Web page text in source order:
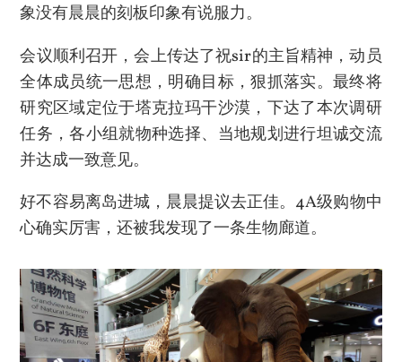
象没有晨晨的刻板印象有说服力。
会议顺利召开，会上传达了祝sir的主旨精神，动员
全体成员统一思想，明确目标，狠抓落实。最终将
研究区域定位于塔克拉玛干沙漠，下达了本次调研
任务，各小组就物种选择、当地规划进行坦诚交流
并达成一致意见。
好不容易离岛进城，晨晨提议去正佳。4A级购物中
心确实厉害，还被我发现了一条生物廊道。